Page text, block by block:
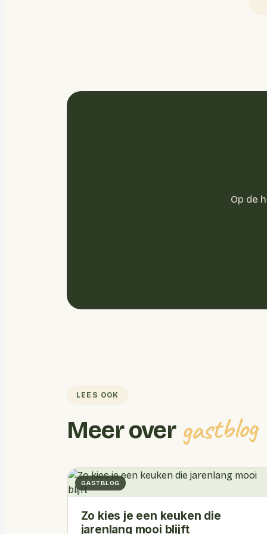
Op de
LEES OOK
Meer over gastblog
GASTBLOG
Zo kies je een keuken die
jarenlang mooi blijft